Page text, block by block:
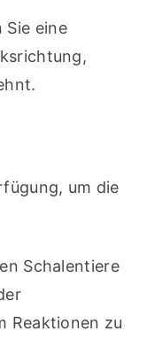
Sie eine
um die
Schalentiere
Reaktionen zu